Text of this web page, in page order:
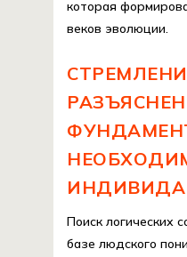
которая
веков эволюции.
ИНДИВИДА
Поиск логических
базе людского